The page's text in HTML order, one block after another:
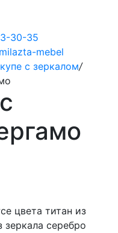
30-35
ilazta-mebel
с зеркалом/
цвета титан из
серебро